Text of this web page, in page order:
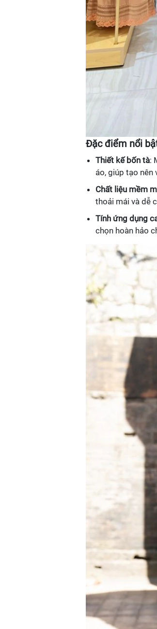
Đặc điểm nổi
Thiết kế bốn tà:
áo, giúp tạo nên
Chất liệu mềm
thoải mái và dễ
Tính ứng dụng
chọn hoàn hảo